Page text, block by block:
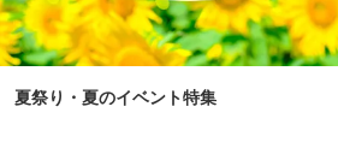
夏祭り・夏のイベント特集